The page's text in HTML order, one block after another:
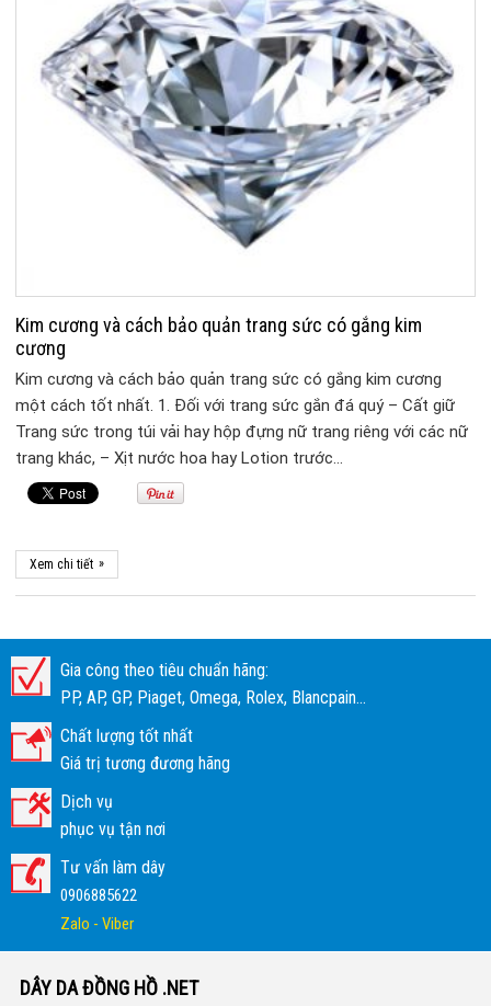
Kim cương và cách bảo quản trang sức có gắng kim
cương
Kim cương và cách bảo quản trang sức có gắng kim cương
một cách tốt nhất. 1. Đối với trang sức gắn đá quý – Cất giữ
Trang sức trong túi vải hay hộp đựng nữ trang riêng với các nữ
trang khác, – Xịt nước hoa hay Lotion trước…
Xem chi tiết »
Gia công theo tiêu chuẩn hãng:
PP, AP, GP, Piaget, Omega, Rolex, Blancpain...
Chất lượng tốt nhất
Giá trị tương đương hãng
Dịch vụ
phục vụ tận nơi
Tư vấn làm dây
0906885622
Zalo - Viber
DÂY DA ĐỒNG HỒ .NET